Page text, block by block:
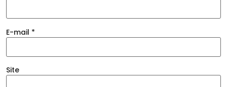
E-mail *
Site